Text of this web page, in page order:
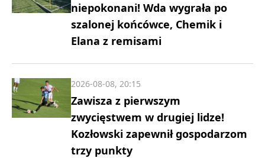
niepokonani! Wda wygrała po
szalonej końcówce, Chemik i
Elana z remisami
Zawisza z pierwszym
zwycięstwem w drugiej lidze!
Kozłowski zapewnił gospodarzom
trzy punkty
2026-08-08, 20:15